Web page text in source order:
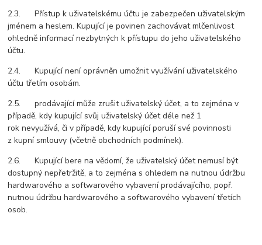
2.3. Přístup k uživatelskému účtu je zabezpečen uživatelským
jménem a heslem. Kupující je povinen zachovávat mlčenlivost
ohledně informací nezbytných k přístupu do jeho uživatelského
účtu.
2.4. Kupující není oprávněn umožnit využívání uživatelského
účtu třetím osobám.
2.5. prodávající může zrušit uživatelský účet, a to zejména v
případě, kdy kupující svůj uživatelský účet déle než 1
rok nevyužívá, či v případě, kdy kupující poruší své povinnosti
z kupní smlouvy (včetně obchodních podmínek).
2.6. Kupující bere na vědomí, že uživatelský účet nemusí být
dostupný nepřetržitě, a to zejména s ohledem na nutnou údržbu
hardwarového a softwarového vybavení prodávajícího, popř.
nutnou údržbu hardwarového a softwarového vybavení třetích
osob.